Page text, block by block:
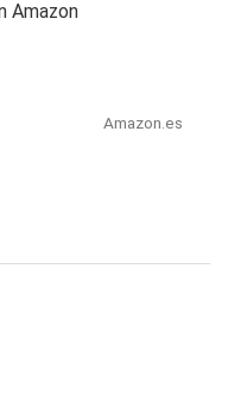
Amazon
Amazon.es